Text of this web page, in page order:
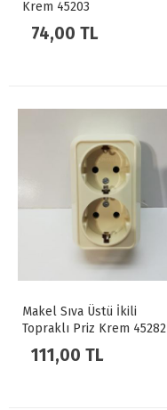
Krem 45203
74,00 TL
Makel Sıva Üstü İkili
Topraklı Priz Krem 45282
111,00 TL